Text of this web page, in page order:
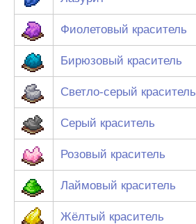
Фиолетовый краситель
Бирюзовый краситель
Светло-серый краситель
Серый краситель
Розовый краситель
Лаймовый краситель
Жёлтый краситель